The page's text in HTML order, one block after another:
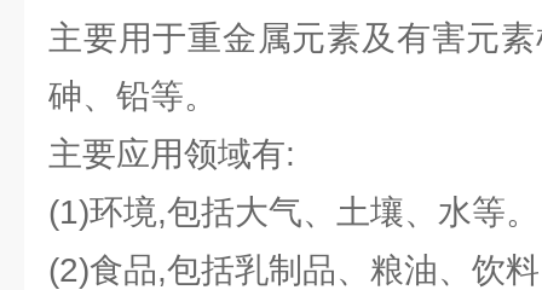
主要用于重金属元素及有害元
砷、铅等。
主要应用领域有:
(1)环境,包括大气、土壤、水等。
(2)食品,包括乳制品、粮油、饮